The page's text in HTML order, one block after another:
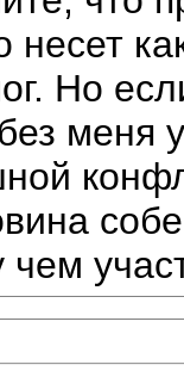
несет
Но
меня
чем